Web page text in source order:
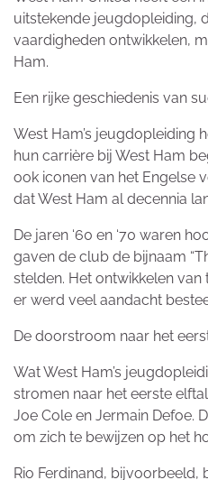
uitstekende jeugdopleiding,
vaardigheden ontwikkelen,
Ham.
Een rijke geschiedenis van
West Ham’s jeugdopleiding
hun carrière bij West Ham
ook iconen van het Engelse
dat West Ham al decennia
De jaren ‘60 en ‘70 waren
gaven de club de bijnaam
stelden. Het ontwikkelen van
er werd veel aandacht
De doorstroom naar het
Wat West Ham’s
stromen naar het eerste
Joe Cole en Jermain Defoe.
om zich te bewijzen op het
Rio Ferdinand, bijvoorbeeld,